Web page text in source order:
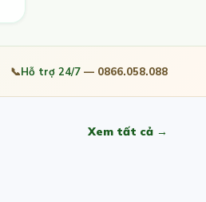
📞Hỗ trợ 24/7 — 0866.058.088
Xem tất cả →